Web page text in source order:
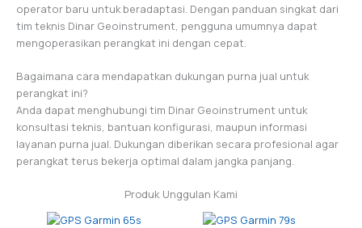
operator baru untuk beradaptasi. Dengan panduan singkat dari
tim teknis Dinar Geoinstrument, pengguna umumnya dapat
mengoperasikan perangkat ini dengan cepat.
Bagaimana cara mendapatkan dukungan purna jual untuk
perangkat ini?
Anda dapat menghubungi tim Dinar Geoinstrument untuk
konsultasi teknis, bantuan konfigurasi, maupun informasi
layanan purna jual. Dukungan diberikan secara profesional agar
perangkat terus bekerja optimal dalam jangka panjang.
Produk Unggulan Kami